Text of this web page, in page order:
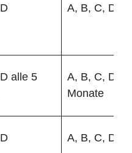
A, B, C, D
alle 5
A, B, C, D
Monate
A, B, C, D